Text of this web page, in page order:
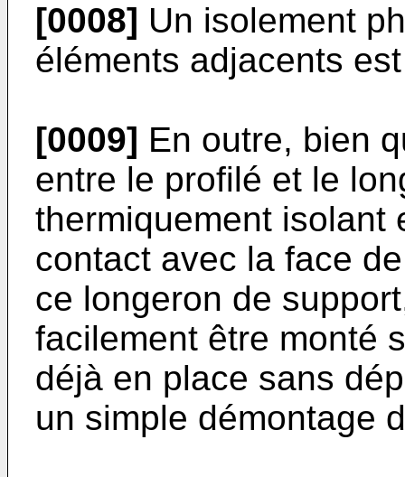
[0008] Un isolement
éléments adjacents
[0009] En outre, bien
entre le profilé et le
thermiquement isolant
contact avec la face
ce longeron de
facilement être monté
déjà en place sans
un simple démontage